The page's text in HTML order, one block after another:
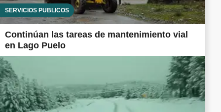
SERVICIOS PÚBLICOS
Continúan las tareas de mantenimiento vial
en Lago Puelo